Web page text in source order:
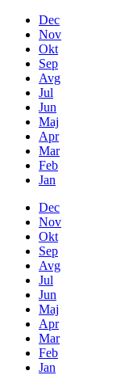
Dec
Nov
Okt
Sep
Avg
Jul
Jun
Maj
Apr
Mar
Feb
Jan
Dec
Nov
Okt
Sep
Avg
Jul
Jun
Maj
Apr
Mar
Feb
Jan